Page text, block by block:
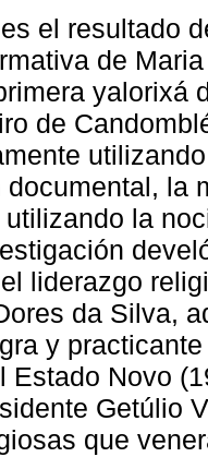
el resultado
de
yalorixá
de
la
la
liderazgo
da Silva,
y
Estado Novo
Getúlio
que